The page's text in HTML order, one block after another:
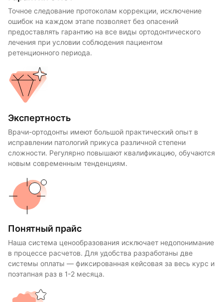
Точное следование протоколам коррекции, исключение
ошибок на каждом этапе позволяет без опасений
предоставлять гарантию на все виды ортодонтического
лечения при условии соблюдения пациентом
ретенционного периода.
Экспертность
Врачи-ортодонты имеют большой практический опыт в
исправлении патологий прикуса различной степени
сложности. Регулярно повышают квалификацию, обучаются
новым современным тенденциям.
Понятный прайс
Наша система ценообразования исключает недопонимание
в процессе расчетов. Для удобства разработаны две
системы оплаты — фиксированная кейсовая за весь курс и
поэтапная раз в 1-2 месяца.